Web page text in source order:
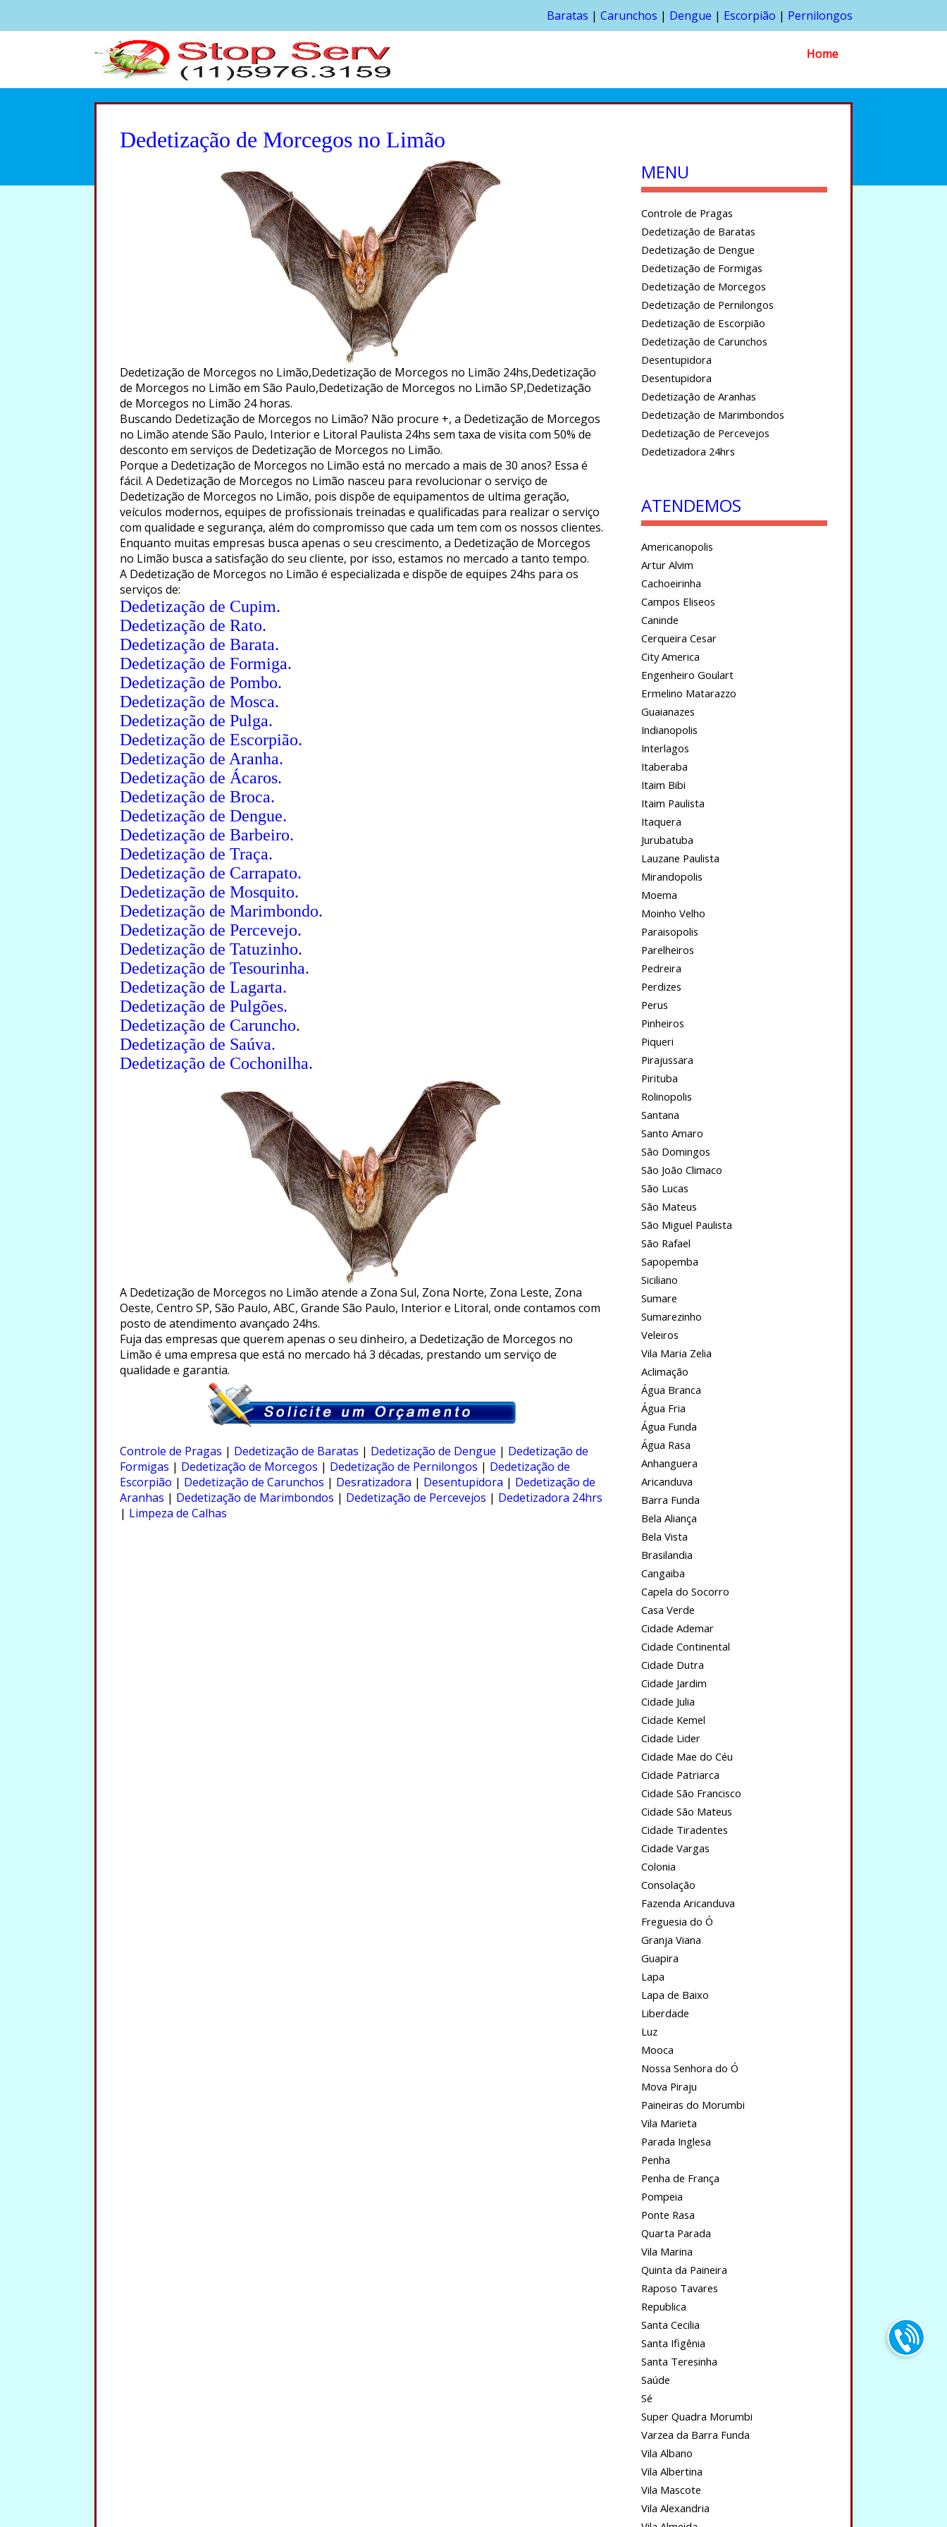
Baratas | Carunchos | Dengue | Escorpião | Pernilongos
Home
Dedetização de Morcegos no Limão
Dedetização de Morcegos no Limão,Dedetização de Morcegos no Limão 24hs,Dedetização
de Morcegos no Limão em São Paulo,Dedetização de Morcegos no Limão SP,Dedetização
de Morcegos no Limão 24 horas.
Buscando Dedetização de Morcegos no Limão? Não procure +, a Dedetização de Morcegos
no Limão atende São Paulo, Interior e Litoral Paulista 24hs sem taxa de visita com 50% de
desconto em serviços de Dedetização de Morcegos no Limão.
Porque a Dedetização de Morcegos no Limão está no mercado a mais de 30 anos? Essa é
fácil. A Dedetização de Morcegos no Limão nasceu para revolucionar o serviço de
Dedetização de Morcegos no Limão, pois dispõe de equipamentos de ultima geração,
veículos modernos, equipes de profissionais treinadas e qualificadas para realizar o serviço
com qualidade e segurança, além do compromisso que cada um tem com os nossos clientes.
Enquanto muitas empresas busca apenas o seu crescimento, a Dedetização de Morcegos
no Limão busca a satisfação do seu cliente, por isso, estamos no mercado a tanto tempo.
A Dedetização de Morcegos no Limão é especializada e dispõe de equipes 24hs para os
serviços de:
Dedetização de Cupim.
Dedetização de Rato.
Dedetização de Barata.
Dedetização de Formiga.
Dedetização de Pombo.
Dedetização de Mosca.
Dedetização de Pulga.
Dedetização de Escorpião.
Dedetização de Aranha.
Dedetização de Ácaros.
Dedetização de Broca.
Dedetização de Dengue.
Dedetização de Barbeiro.
Dedetização de Traça.
Dedetização de Carrapato.
Dedetização de Mosquito.
Dedetização de Marimbondo.
Dedetização de Percevejo.
Dedetização de Tatuzinho.
Dedetização de Tesourinha.
Dedetização de Lagarta.
Dedetização de Pulgões.
Dedetização de Caruncho.
Dedetização de Saúva.
Dedetização de Cochonilha.
A Dedetização de Morcegos no Limão atende a Zona Sul, Zona Norte, Zona Leste, Zona
Oeste, Centro SP, São Paulo, ABC, Grande São Paulo, Interior e Litoral, onde contamos com
posto de atendimento avançado 24hs.
Fuja das empresas que querem apenas o seu dinheiro, a Dedetização de Morcegos no
Limão é uma empresa que está no mercado há 3 décadas, prestando um serviço de
qualidade e garantia.
Controle de Pragas | Dedetização de Baratas | Dedetização de Dengue | Dedetização de
Formigas | Dedetização de Morcegos | Dedetização de Pernilongos | Dedetização de
Escorpião | Dedetização de Carunchos | Desratizadora | Desentupidora | Dedetização de
Aranhas | Dedetização de Marimbondos | Dedetização de Percevejos | Dedetizadora 24hrs
| Limpeza de Calhas
MENU
Controle de Pragas
Dedetização de Baratas
Dedetização de Dengue
Dedetização de Formigas
Dedetização de Morcegos
Dedetização de Pernilongos
Dedetização de Escorpião
Dedetização de Carunchos
Desentupidora
Desentupidora
Dedetização de Aranhas
Dedetização de Marimbondos
Dedetização de Percevejos
Dedetizadora 24hrs
ATENDEMOS
Americanopolis
Artur Alvim
Cachoeirinha
Campos Eliseos
Caninde
Cerqueira Cesar
City America
Engenheiro Goulart
Ermelino Matarazzo
Guaianazes
Indianopolis
Interlagos
Itaberaba
Itaim Bibi
Itaim Paulista
Itaquera
Jurubatuba
Lauzane Paulista
Mirandopolis
Moema
Moinho Velho
Paraisopolis
Parelheiros
Pedreira
Perdizes
Perus
Pinheiros
Piqueri
Pirajussara
Pirituba
Rolinopolis
Santana
Santo Amaro
São Domingos
São João Climaco
São Lucas
São Mateus
São Miguel Paulista
São Rafael
Sapopemba
Siciliano
Sumare
Sumarezinho
Veleiros
Vila Maria Zelia
Aclimação
Água Branca
Água Fria
Água Funda
Água Rasa
Anhanguera
Aricanduva
Barra Funda
Bela Aliança
Bela Vista
Brasilandia
Cangaiba
Capela do Socorro
Casa Verde
Cidade Ademar
Cidade Continental
Cidade Dutra
Cidade Jardim
Cidade Julia
Cidade Kemel
Cidade Lider
Cidade Mae do Céu
Cidade Patriarca
Cidade São Francisco
Cidade São Mateus
Cidade Tiradentes
Cidade Vargas
Colonia
Consolação
Fazenda Aricanduva
Freguesia do Ó
Granja Viana
Guapira
Lapa
Lapa de Baixo
Liberdade
Luz
Mooca
Nossa Senhora do Ó
Mova Piraju
Paineiras do Morumbi
Vila Marieta
Parada Inglesa
Penha
Penha de França
Pompeia
Ponte Rasa
Quarta Parada
Vila Marina
Quinta da Paineira
Raposo Tavares
Republica
Santa Cecilia
Santa Ifigênia
Santa Teresinha
Saúde
Sé
Super Quadra Morumbi
Varzea da Barra Funda
Vila Albano
Vila Albertina
Vila Mascote
Vila Alexandria